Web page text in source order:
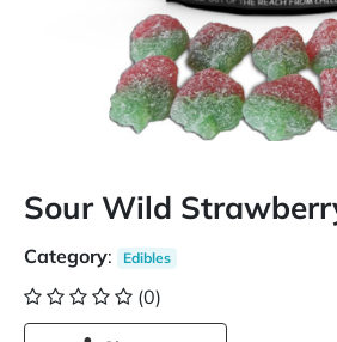
Sour Wild
Category: Edibles
(0)